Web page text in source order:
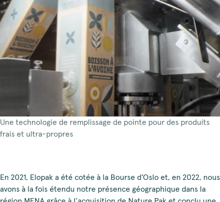
Une technologie de remplissage de pointe pour des produits
frais et ultra-propres
En 2021, Elopak a été cotée à la Bourse d’Oslo et, en 2022, nous
avons à la fois étendu notre présence géographique dans la